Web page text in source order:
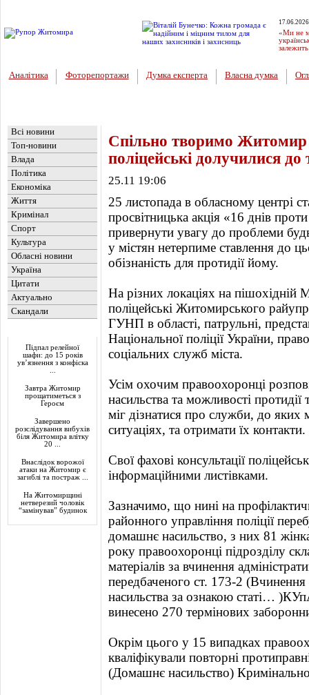
«Ми не
Аналітика Фоторепортажи Думка експерта Власна думка
Всі новини
Топ-новини
Влада
Політика
Економіка
Життя
Кримінал
Спорт
Культура
Обласні новини
Україна
Цитати
Актуально
Скандали
Підпал релейної
шафи: до 15 років
ув’язнення з конфіска
Завтра Житомир
прощатиметься з
Героєм
Завершено
розслідування вибухів
біля Житомира влітку
20 ...
Внаслідок ворожої
атаки на Житомир є
загиблі та постраж ...
На Житомирщині
нетверезий чоловік
“замінував” будинок
Спільно творимо Житомир
поліцейські долучилися до
25.11 19:06
25 листопада в обласному центрі
просвітницька акція «16 днів
привернути увагу до проблеми
у містян нетерпиме ставлення до
обізнаність для протидії йому.
На різних локаціях на пішохідній
поліцейські Житомирського
ГУНП в області, патрульні,
Національної поліції України,
соціальних служб міста.
Усім охочим правоохоронці
насильства та можливості
міг дізнатися про служби, до
ситуаціях, та отримати їх контакти.
Свої фахові консультації
інформаційними листівками.
Зазначимо, що нині на
районного управління поліції
домашнє насильство, з них 81
року правоохоронці підрозділу
матеріалів за вчинення
передбаченого ст. 173-2
насильства за ознакою статі…
винесено 270 термінових
Окрім цього у 15 випадках
кваліфікували повторні
(Домашнє насильство)